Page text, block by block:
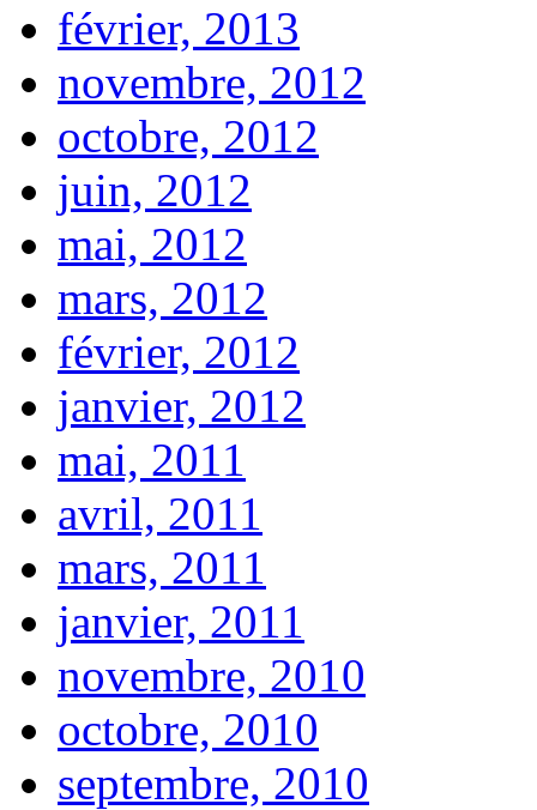
février, 2013
novembre, 2012
octobre, 2012
juin, 2012
mai, 2012
mars, 2012
février, 2012
janvier, 2012
mai, 2011
avril, 2011
mars, 2011
janvier, 2011
novembre, 2010
octobre, 2010
septembre, 2010